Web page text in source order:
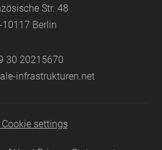
Str. 48
10117 Berlin
30 20215670
infrastrukturen.net
Cookie settings